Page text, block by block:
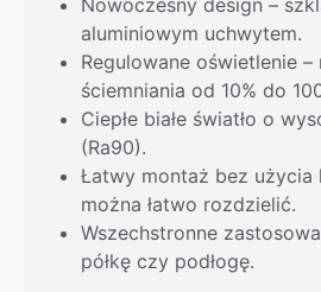
aluminiowym uchwytem.
Regulowane oświetlenie
ściemniania od 10% do
Ciepłe białe światło o
(Ra90).
Łatwy montaż bez użycia
można łatwo rozdzielić.
Wszechstronne
półkę czy podłogę.